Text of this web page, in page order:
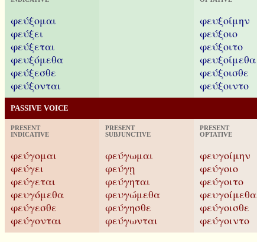
φεύξομαι
φεύξει
φεύξεται
φευξόμεθα
φεύξεσθε
φεύξονται
φευξοίμην
φεύξοιο
φεύξοιτο
φευξοίμεθα
φεύξοισθε
φεύξοιντο
PASSIVE VOICE
PRESENT
INDICATIVE
φεύγομαι
φεύγει
φεύγεται
φευγόμεθα
φεύγεσθε
φεύγονται
PRESENT
SUBJUNCTIVE
φεύγωμαι
φεύγῃ
φεύγηται
φευγώμεθα
φεύγησθε
φεύγωνται
PRESENT
OPTATIVE
φευγοίμην
φεύγοιο
φεύγοιτο
φευγοίμεθα
φεύγοισθε
φεύγοιντο